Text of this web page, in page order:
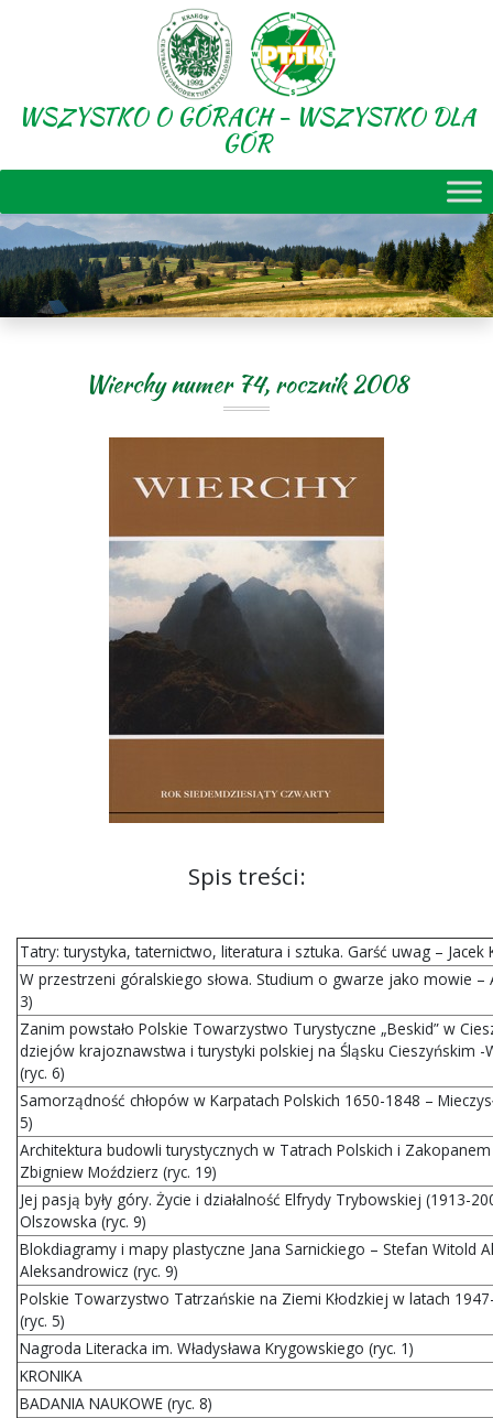
WSZYSTKO O GÓRACH - WSZYSTKO DLA
GÓR
Wierchy numer 74, rocznik 2008
Spis treści:
Tatry: turystyka, taternictwo, literatura i sztuka. Garść uwag – Jacek
W przestrzeni góralskiego słowa. Studium o gwarze jako mowie –
3)
Zanim powstało Polskie Towarzystwo Turystyczne „Beskid” w
dziejów krajoznawstwa i turystyki polskiej na Śląsku Cieszyńskim -
(ryc. 6)
Samorządność chłopów w Karpatach Polskich 1650-1848 –
5)
Architektura budowli turystycznych w Tatrach Polskich i
Zbigniew Moździerz (ryc. 19)
Jej pasją były góry. Życie i działalność Elfrydy Trybowskiej (1913-
Olszowska (ryc. 9)
Blokdiagramy i mapy plastyczne Jana Sarnickiego – Stefan Witold
Aleksandrowicz (ryc. 9)
Polskie Towarzystwo Tatrzańskie na Ziemi Kłodzkiej w latach
(ryc. 5)
Nagroda Literacka im. Władysława Krygowskiego (ryc. 1)
KRONIKA
BADANIA NAUKOWE (ryc. 8)